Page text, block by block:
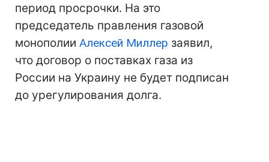
период просрочки. На это
председатель правления газовой
монополии Алексей Миллер заявил,
что договор о поставках газа из
России на Украину не будет подписан
до урегулирования долга.